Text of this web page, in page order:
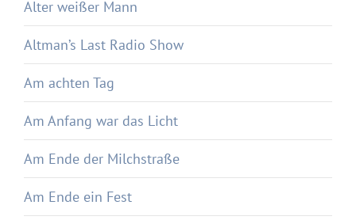
Alter weißer Mann
Altman’s Last Radio Show
Am achten Tag
Am Anfang war das Licht
Am Ende der Milchstraße
Am Ende ein Fest